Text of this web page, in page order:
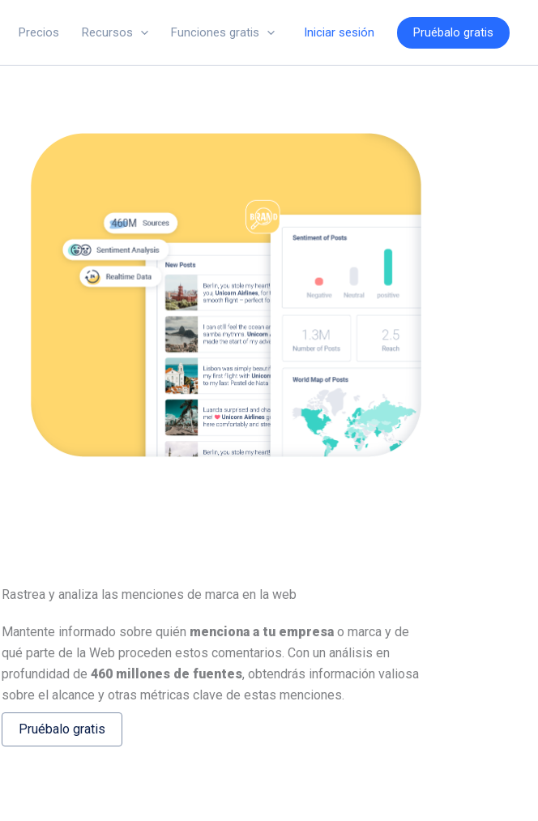
Precios Recursos Funciones gratis Iniciar sesión Pruébalo gratis
Rastrea y analiza las menciones de marca en la web
Mantente informado sobre quién menciona a tu empresa o marca y de
qué parte de la Web proceden estos comentarios. Con un análisis en
profundidad de 460 millones de fuentes, obtendrás información valiosa
sobre el alcance y otras métricas clave de estas menciones.
Pruébalo gratis